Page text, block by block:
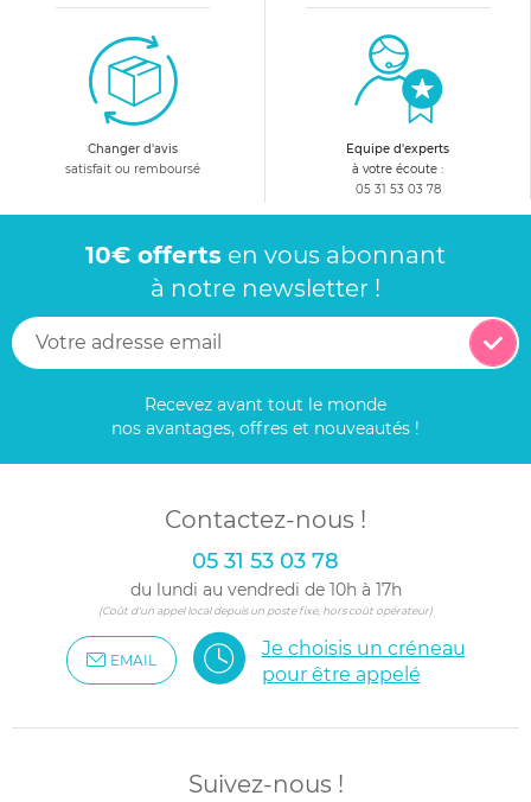
Changer d'avis
satisfait ou remboursé
Equipe d'experts
à votre écoute :
05 31 53 03 78
10€ offerts en vous abonnant
à notre newsletter !
Recevez avant tout le monde
nos avantages, offres et nouveautés !
Contactez-nous !
05 31 53 03 78
du lundi au vendredi de 10h à 17h
(Coût d'un appel local depuis un poste fixe, hors coût opérateur)
EMAIL
Je choisis un créneau
pour être appelé
Suivez-nous !